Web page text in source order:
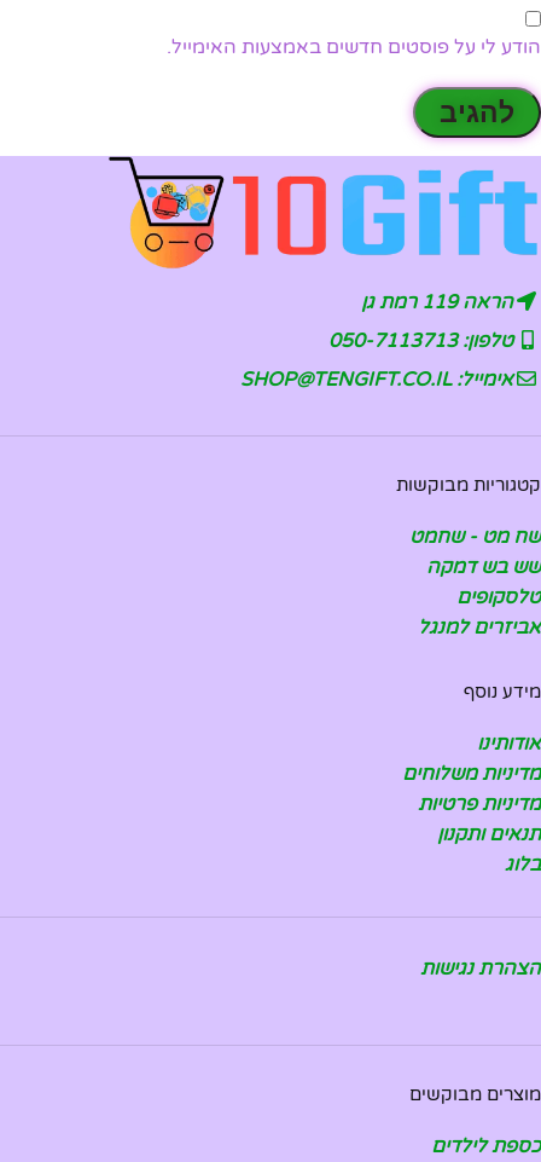
הודע לי על פוסטים חדשים באמצעות האימייל.
הראה 119 רמת גן
טלפון: 050-7113713
אימייל: SHOP@TENGIFT.CO.IL
קטגוריות מבוקשות
שח מט - שחמט
שש בש דמקה
טלסקופים
אביזרים למנגל
מידע נוסף
אודותינו
מדיניות משלוחים
מדיניות פרטיות
תנאים ותקנון
בלוג
הצהרת נגישות
מוצרים מבוקשים
כספת לילדים